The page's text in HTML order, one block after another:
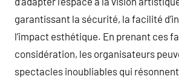
garantissant la sécurité, la facilité
l’impact esthétique. En prenant ces
considération, les organisateurs
spectacles inoubliables qui